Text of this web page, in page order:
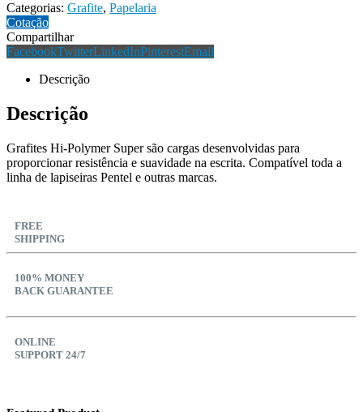
Categorias: Grafite, Papelaria
Cotação
Compartilhar
FacebookTwitterLinkedInPinterestEmail
Descrição
Descrição
Grafites Hi-Polymer Super são cargas desenvolvidas para
proporcionar resistência e suavidade na escrita. Compatível toda a
linha de lapiseiras Pentel e outras marcas.
FREE
SHIPPING
100% MONEY
BACK GUARANTEE
ONLINE
SUPPORT 24/7